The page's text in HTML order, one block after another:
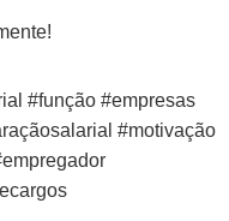
#função #empresas
#motivação